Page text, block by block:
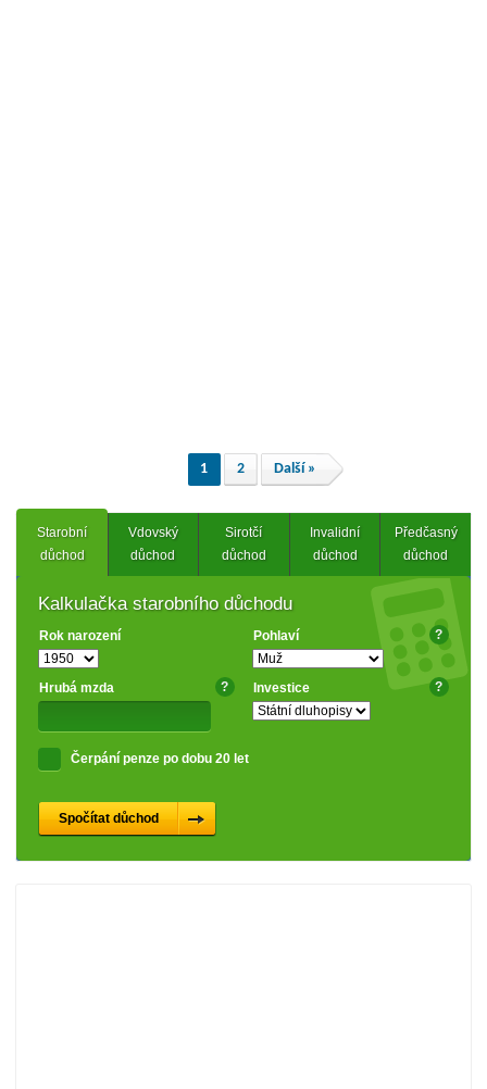
1 2 Další »
Starobní
důchod
Vdovský
důchod
Sirotčí
důchod
Invalidní
důchod
Předčasný
důchod
Kalkulačka starobního důchodu
Rok narození Pohlaví ?
Hrubá mzda ? Investice ?
Čerpání penze po dobu 20 let